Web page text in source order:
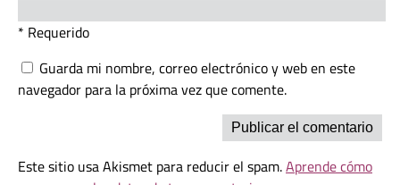
* Requerido
Guarda mi nombre, correo electrónico y web en este
navegador para la próxima vez que comente.
Este sitio usa Akismet para reducir el spam.Aprende cómo